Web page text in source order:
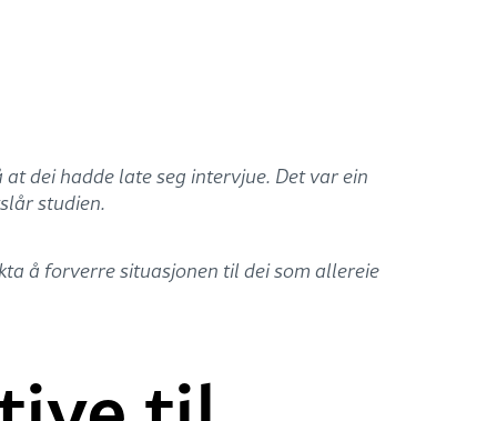
dei hadde late seg intervjue. Det var ein
studien.
å forverre situasjonen til dei som allereie